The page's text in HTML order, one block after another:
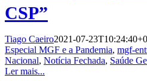
CSP”
Tiago Caeiro2021-07-
Especial MGF e a Pandemia, mgf-
Nacional, Notícia Fechada, Saúde
Ler mais...